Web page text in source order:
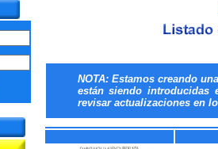
NOTA: Estamos creando
están siendo
revisar actualizaciones en